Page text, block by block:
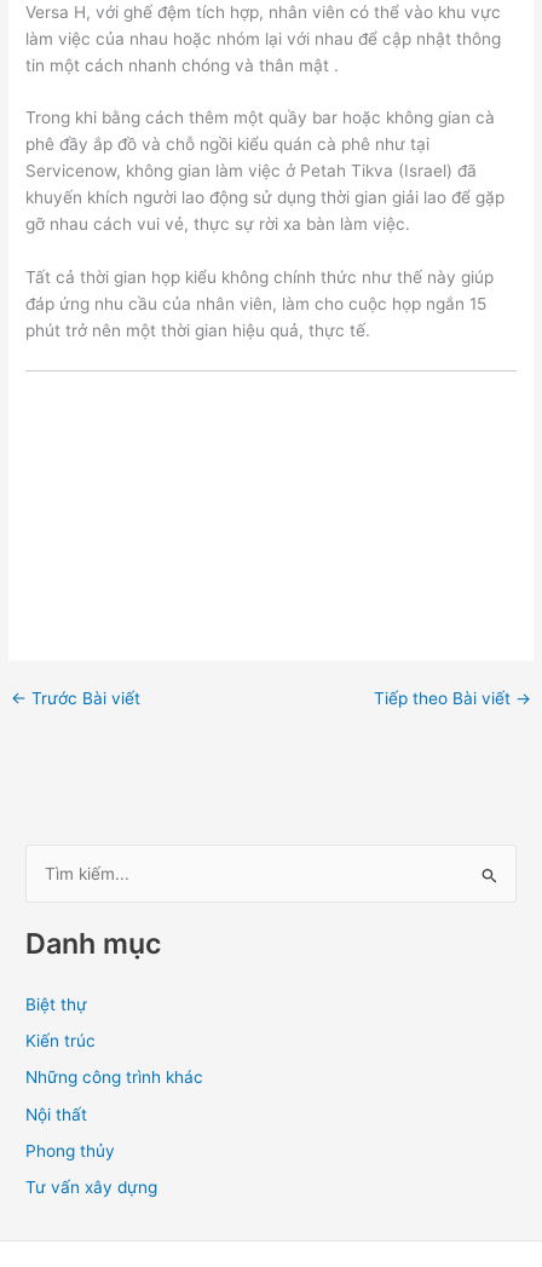
Versa H, với ghế đệm tích hợp, nhân viên có thể vào khu vực
làm việc của nhau hoặc nhóm lại với nhau để cập nhật thông
tin một cách nhanh chóng và thân mật .
Trong khi bằng cách thêm một quầy bar hoặc không gian cà
phê đầy ắp đồ và chỗ ngồi kiểu quán cà phê như tại
Servicenow, không gian làm việc ở Petah Tikva (Israel) đã
khuyến khích người lao động sử dụng thời gian giải lao để gặp
gỡ nhau cách vui vẻ, thực sự rời xa bàn làm việc.
Tất cả thời gian họp kiểu không chính thức như thế này giúp
đáp ứng nhu cầu của nhân viên, làm cho cuộc họp ngắn 15
phút trở nên một thời gian hiệu quả, thực tế.
← Trước Bài viết Tiếp theo Bài viết →
m
i
ế
m
:
Danh mục
Biệt thự
Kiến trúc
Những công trình khác
Nội thất
Phong thủy
Tư vấn xây dựng